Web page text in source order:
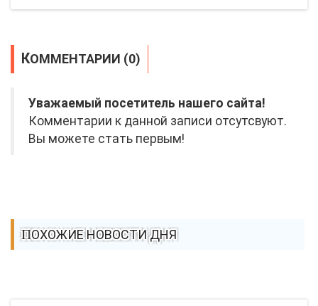
КОММЕНТАРИИ (0)
Уважаемый посетитель нашего сайта!
Комментарии к данной записи отсутсвуют.
Вы можете стать первым!
ПОХОЖИЕ НОВОСТИ ДНЯ